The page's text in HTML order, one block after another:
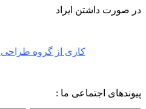
در صورت داشتن ایراد
کاری از گروه
پیوندهای اجتماعی ما :